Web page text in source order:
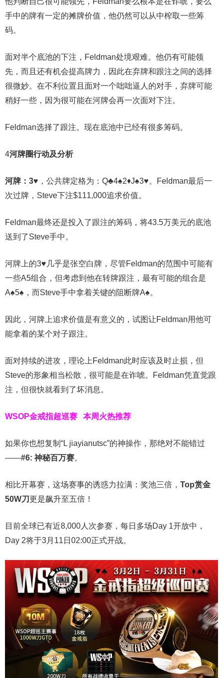
手中的牌有一定的摊牌价值，他仍然可以从中榨取一些筹
码。
面对半个底池的下注，Feldman处境艰难。他仍有可能领
先，而且还有机会提高牌力，因此在弃牌和跟注之间的选择
很微妙。在不利位置且面对一个咄咄逼人的对手，弃牌可能
稍好一些，因为很可能在河牌会再一次面对下注。
Feldman选择了跟注。现在底池中已经有很多筹码。
4河牌圈行动及分析
河牌： 3♥ ，公共牌定格为：Q♣4♠2♦J♠3♥。Feldman最后一
次过牌，Steve下注$111,000追求价值。
Feldman最终还是投入了跟注的筹码，将43.5万美元的底池
送到了Steve手中。
河牌上的3♥几乎是张空白牌，尽管Feldman的范围中可能有
一些A5组合，但考虑到他在转牌跟注，最有可能的组合是
A♠5♠，而Steve手中拿着关键的阻断牌A♠。
因此，河牌上追求价值是有意义的，试图让Feldman用他可
能拿着的某个对子跟注。
面对持续的进攻，理论上Feldman此时应该及时止损，但
Steve的形象相当松散，很可能是在诈唬。Feldman凭直觉跟
注，但很快就看到了坏消息。
WSOP金戒指超巡赛 本周火热推荐
如果你也想复制“L jiayianutsc”的神操作，那绝对不能错过
——#6: 神秘百万赛。
相比开幕赛，这场赛事的诱惑力拉满：奖池三倍， Top赏金
50W刀更是飙升至五倍！
目前全球已有近8,000人次参赛，每日多场Day 1开放中，
Day 2将于3月11日02:00正式开战。